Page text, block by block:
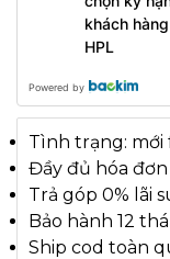
khách
HPL
Powered by
Tình trạng: mới
Đầy đủ hóa đơn
Trả góp 0% lãi
Bảo hành 12
Ship cod toàn